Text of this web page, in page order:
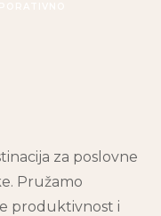
za poslovne
Pružamo
produktivnost i